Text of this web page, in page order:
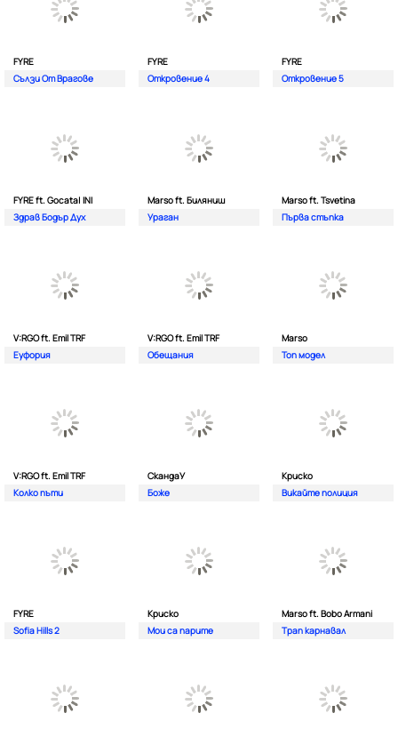
FYRE
Сълзи От Врагове
FYRE
Откровение 4
FYRE
Откровение 5
FYRE ft. Gocata| INI
Здрав Бодър Дух
Marso ft. Биляниш
Ураган
Marso ft. Tsvetina
Първа стъпка
V:RGO ft. Emil TRF
Еуфория
V:RGO ft. Emil TRF
Обещания
Marso
Топ модел
V:RGO ft. Emil TRF
Колко пъти
СкандаУ
Боже
Криско
Викайте полиция
FYRE
Sofia Hills 2
Криско
Мои са парите
Marso ft. Bobo Armani
Трап карнавал